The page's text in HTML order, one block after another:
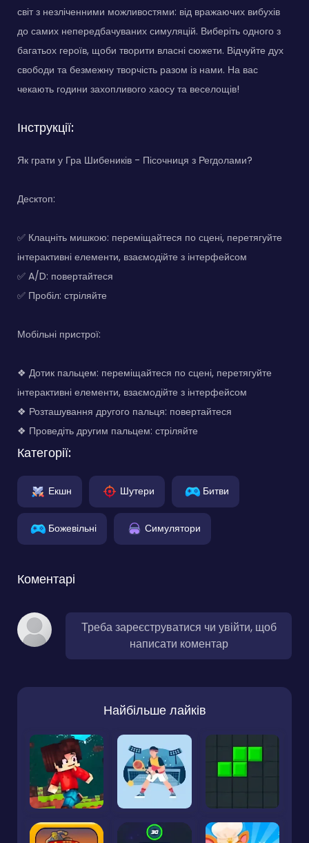
світ з незліченними можливостями: від вражаючих вибухів
до самих непередбачуваних симуляцій. Виберіть одного з
багатьох героїв, щоби творити власні сюжети. Відчуйте дух
свободи та безмежну творчість разом із нами. На вас
чекають години захопливого хаосу та веселощів!
Інструкції:
Як грати у Гра Шибеників - Пісочниця з Регдолами?
Десктоп:
✅ Клацніть мишкою: переміщайтеся по сцені, перетягуйте
інтерактивні елементи, взаємодійте з інтерфейсом
✅ A/D: повертайтеся
✅ Пробіл: стріляйте
Мобільні пристрої:
❖ Дотик пальцем: переміщайтеся по сцені, перетягуйте
інтерактивні елементи, взаємодійте з інтерфейсом
❖ Розташування другого пальця: повертайтеся
❖ Проведіть другим пальцем: стріляйте
Категорії:
Екшн Шутери Битви
Божевільні Симулятори
Коментарі
Треба зареєструватися чи увійти, щоб
написати коментар
Найбільше лайків